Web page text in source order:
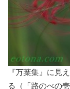
『万葉集』に見
る（「路のべの